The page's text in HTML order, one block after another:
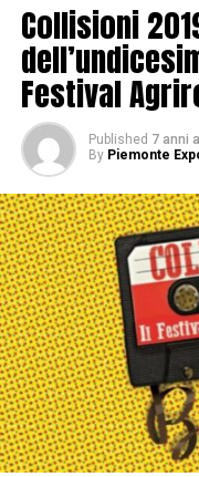
Collisioni
Festival
Published 7 anni
By Piemonte